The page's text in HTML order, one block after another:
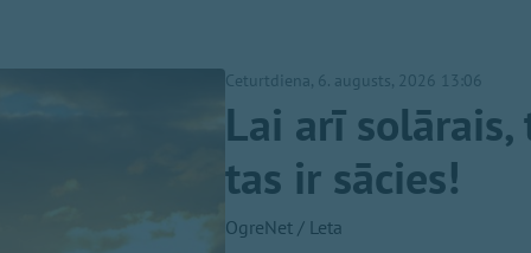
Ceturtdiena, 6. augusts, 2026 13:06
Lai arī
tas ir sācies!
OgreNet / Leta